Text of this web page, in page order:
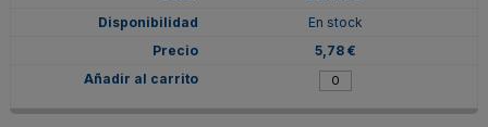
En stock
5,78 €